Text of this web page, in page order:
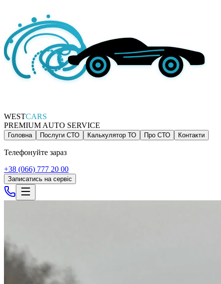
WESTCARS
PREMIUM AUTO SERVICE
Головна Послуги СТО Калькулятор ТО Про СТО Контакти
Телефонуйте зараз
+38 (066) 777 20 00
Записатись на сервіс